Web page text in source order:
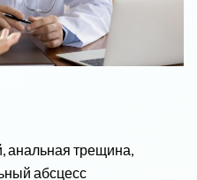
анальная трещина,
абсцесс